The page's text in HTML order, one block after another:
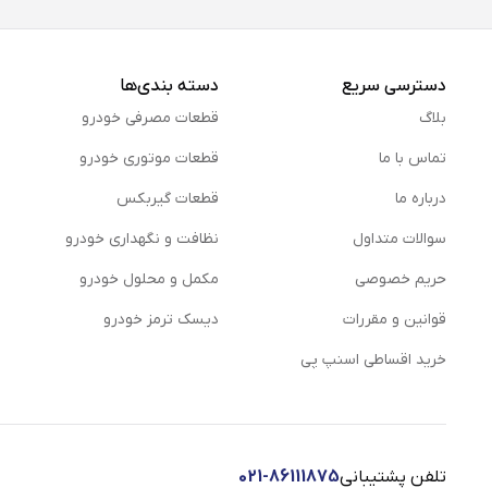
دسترسی سریع
بلاگ
تماس با ما
درباره ما
سوالات متداول
حریم خصوصی
قوانین و مقررات
خرید اقساطی اسنپ پی
دسته بندی‌ها
قطعات مصرفی خودرو
قطعات موتوری خودرو
قطعات گیربکس
نظافت و نگهداری خودرو
مكمل و محلول خودرو
دیسک ترمز خودرو
تلفن پشتیبانی021-86111875